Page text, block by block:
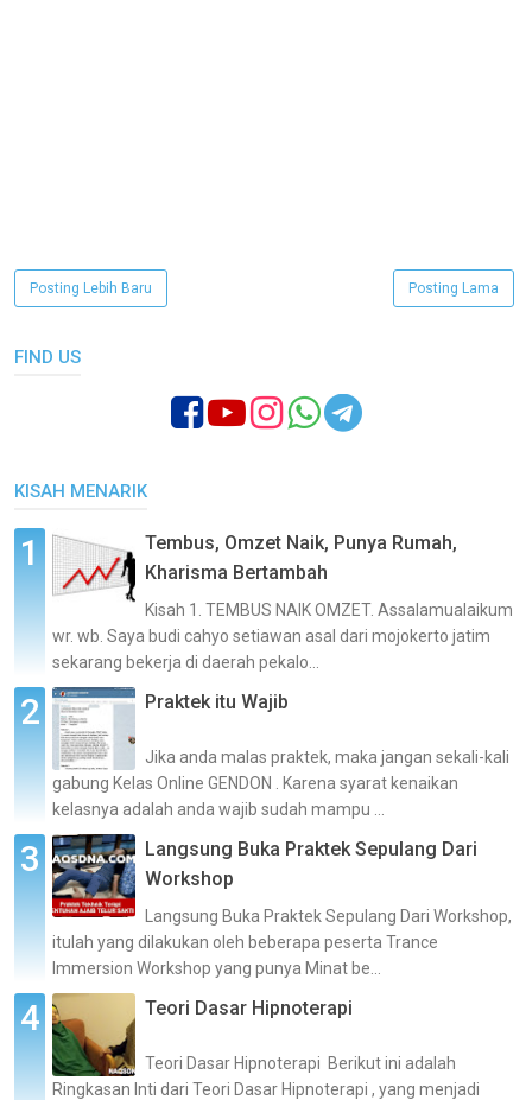
Posting Lebih Baru Posting Lama
FIND US
KISAH MENARIK
Tembus, Omzet Naik, Punya Rumah,
Kharisma Bertambah
Kisah 1. TEMBUS NAIK OMZET. Assalamualaikum
wr. wb. Saya budi cahyo setiawan asal dari mojokerto jatim
sekarang bekerja di daerah pekalo...
Praktek itu Wajib
Jika anda malas praktek, maka jangan sekali-kali
gabung Kelas Online GENDON . Karena syarat kenaikan
kelasnya adalah anda wajib sudah mampu ...
Langsung Buka Praktek Sepulang Dari
Workshop
Langsung Buka Praktek Sepulang Dari Workshop,
itulah yang dilakukan oleh beberapa peserta Trance
Immersion Workshop yang punya Minat be...
Teori Dasar Hipnoterapi
Teori Dasar Hipnoterapi Berikut ini adalah
Ringkasan Inti dari Teori Dasar Hipnoterapi , yang menjadi